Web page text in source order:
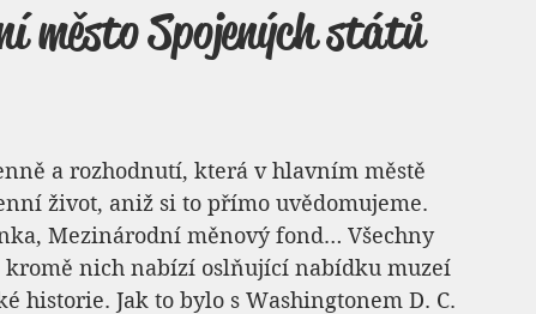
město Spojených států
a rozhodnutí, která v hlavním městě
život, aniž si to přímo uvědomujeme.
Mezinárodní měnový fond… Všechny
kromě nich nabízí oslňující nabídku muzeí
Jak to bylo s Washingtonem D. C.